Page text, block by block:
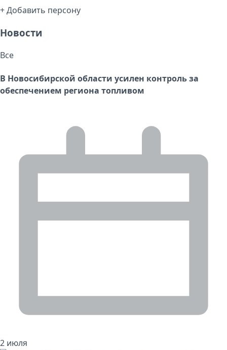
+ Добавить персону
Новости
Все
В Новосибирской области усилен контроль за
обеспечением региона топливом
2 июля